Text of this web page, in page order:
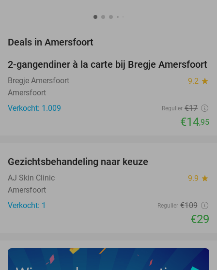
Deals in Amersfoort
12%
2-gangendiner à la carte bij Bregje Amersfoort
Bregje Amersfoort 9.2 star
Amersfoort
Verkocht: 1.009
Regulier €17
€14,95
TODAY
Gezichtsbehandeling naar keuze
AJ Skin Clinic 9.9 star
Amersfoort
Verkocht: 1
Regulier €109
€29